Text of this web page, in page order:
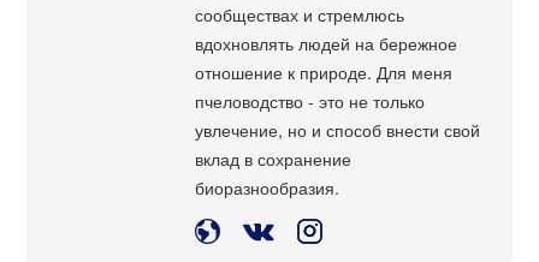
сообществах и стремлюсь
вдохновлять людей на бережное
отношение к природе. Для меня
пчеловодство - это не только
увлечение, но и способ внести свой
вклад в сохранение
биоразнообразия.